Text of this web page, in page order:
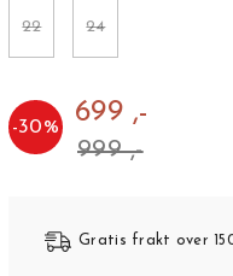
22 24
-30% 699 ,-
999 ,-
Gratis frakt over